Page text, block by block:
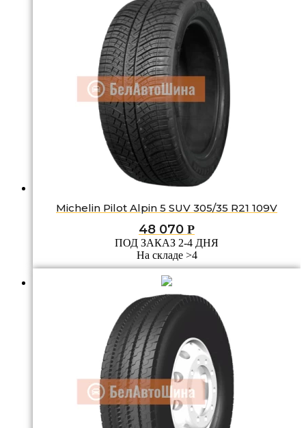
Michelin Pilot Alpin 5 SUV 305/35 R21 109V
48 070 Р
ПОД ЗАКАЗ 2-4 ДНЯ
На складе >4